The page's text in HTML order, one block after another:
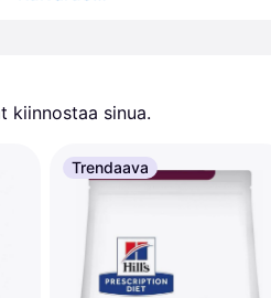
kiinnostaa sinua.
Trendaava